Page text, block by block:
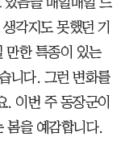
각지도 못했던 기
만한 특종이 있는
니다. 그런 변화를
. 이번 주 동장군이
봄을 예감합니다.